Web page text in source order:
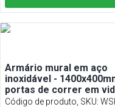
Armário mural em aço
inoxidável -
portas de correr em
650mm de altura
Código de produto, SKU: